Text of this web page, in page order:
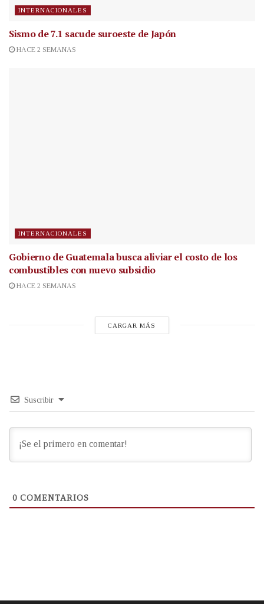
INTERNACIONALES
Sismo de 7.1 sacude suroeste de Japón
HACE 2 SEMANAS
INTERNACIONALES
Gobierno de Guatemala busca aliviar el costo de los
combustibles con nuevo subsidio
HACE 2 SEMANAS
CARGAR MÁS
Suscribir
0 COMENTARIOS